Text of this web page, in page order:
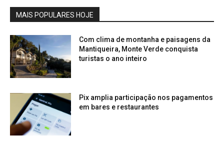
MAIS POPULARES HOJE
Com clima de montanha e paisagens da
Mantiqueira, Monte Verde conquista
turistas o ano inteiro
Pix amplia participação nos pagamentos
em bares e restaurantes